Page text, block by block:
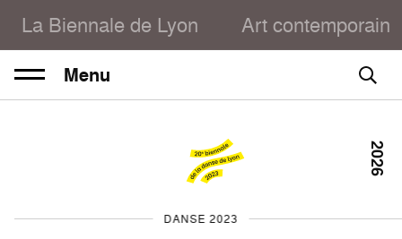
La Biennale de Lyon Art contemporain
Menu
DANSE 2023
2026